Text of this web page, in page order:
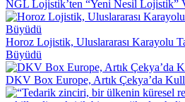
NGL Lojistik’ten “Yeni Nesil Lojistik”
Horoz Lojistik, Uluslararası Karayolu
Büyüdü
DKV Box Europe, Artık Çekya’da